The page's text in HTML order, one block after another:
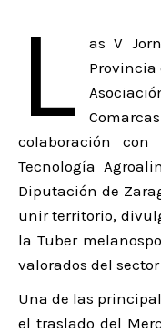
L
as V
Provincia
colaboración
Tecnología
Diputación de
unir territorio,
la Tuber
valorados del
Una de las
el traslado del